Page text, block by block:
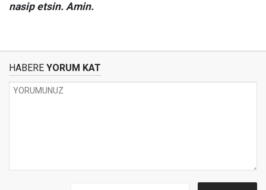
nasip etsin. Amin.
HABERE YORUM KAT